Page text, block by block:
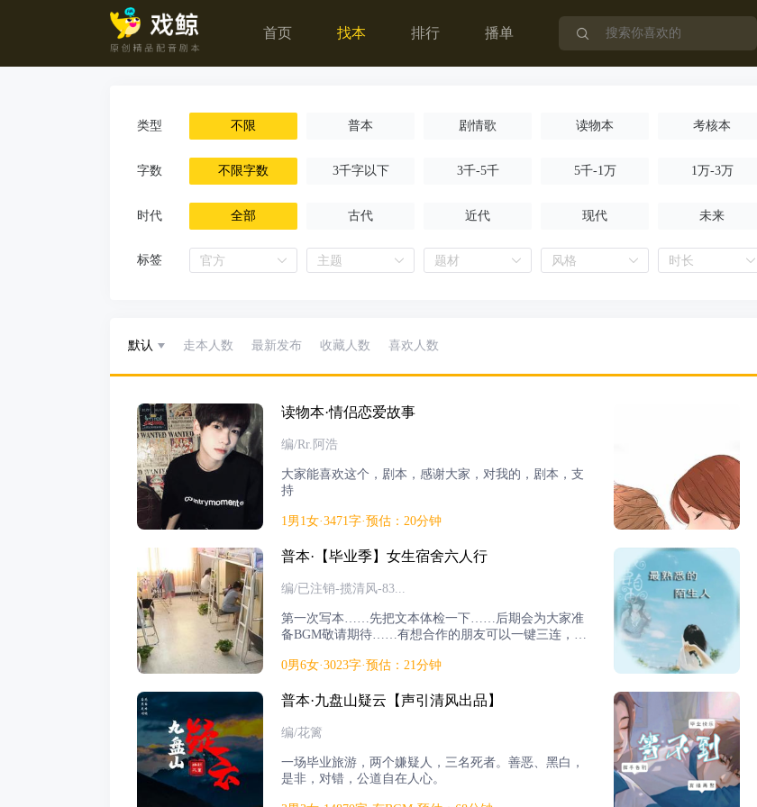
首页 找本 排行 播单
类型 不限 普本 剧情歌 读物本 考核本
字数 不限字数 3千字以下 3千-5千 5千-1万 1万-3万
时代 全部 古代 近代 现代 未来
标签 官方 主题 题材 风格 时长
默认 走本人数 最新发布 收藏人数 喜欢人数
读物本·情侣恋爱故事
编/Rr.阿浩
大家能喜欢这个，剧本，感谢大家，对我的，剧本，支
持
1男1女·3471字·预估：20分钟
普本·【毕业季】女生宿舍六人行
编/已注销-揽清风-83...
第一次写本……先把文本体检一下……后期会为大家准
备BGM敬请期待……有想合作的朋友可以一键三连，私
0男6女·3023字·预估：21分钟
普本·九盘山疑云【声引清风出品】
编/花篱
一场毕业旅游，两个嫌疑人，三名死者。善恶、黑白，
是非，对错，公道自在人心。